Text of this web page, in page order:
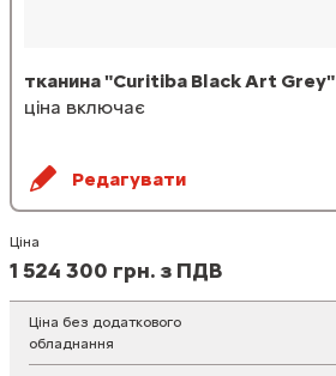
тканина "Curitiba Black Art Grey"
ціна включає
Редагувати
Ціна
1 524 300 грн. з ПДВ
Ціна без додаткового
обладнання